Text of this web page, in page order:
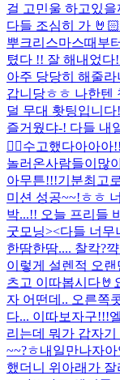
걸 고민울 하고있을
다들 조심히 가
뿌크리스마스때부
텼다 !! 잘 해내었
아주 당당히 해줄
갑니당ㅎㅎ 나한텐
덜 무대 홧팅입니다
즐거웠댜-! 다들 내
✌🏻수고했다아아아
놀러온사람들이많
아무튼!!!기분최고
미션 성공~~!ㅎㅎ
박...!! 오늘 프리들
굿모닝><다들 너무
한땀한땀.... 찰칵?
이렇게 설렌적 오
츠고 이따봅시다🤘
자 어떤데.. 오른쪽
다... 이따보자구!!!
리는데 뭐가 갑자
~~?ㅎ내일만나자아
했더니 위아래가 잘